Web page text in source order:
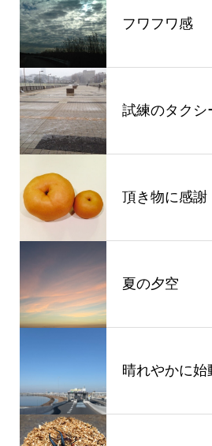
フワフワ感
試練のタクシ
頂き物に感謝
夏の夕空
晴れやかに始